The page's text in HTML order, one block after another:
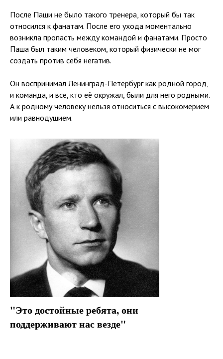
После Паши не было такого тренера, который бы так
относился к фанатам. После его ухода моментально
возникла пропасть между командой и фанатами. Просто
Паша был таким человеком, который физически не мог
создать против себя негатив.
Он воспринимал Ленинград-Петербург как родной город,
и команда, и все, кто её окружал, были для него родными.
А к родному человеку нельзя относиться с высокомерием
или равнодушием.
"Это достойные ребята, они
поддерживают нас везде"